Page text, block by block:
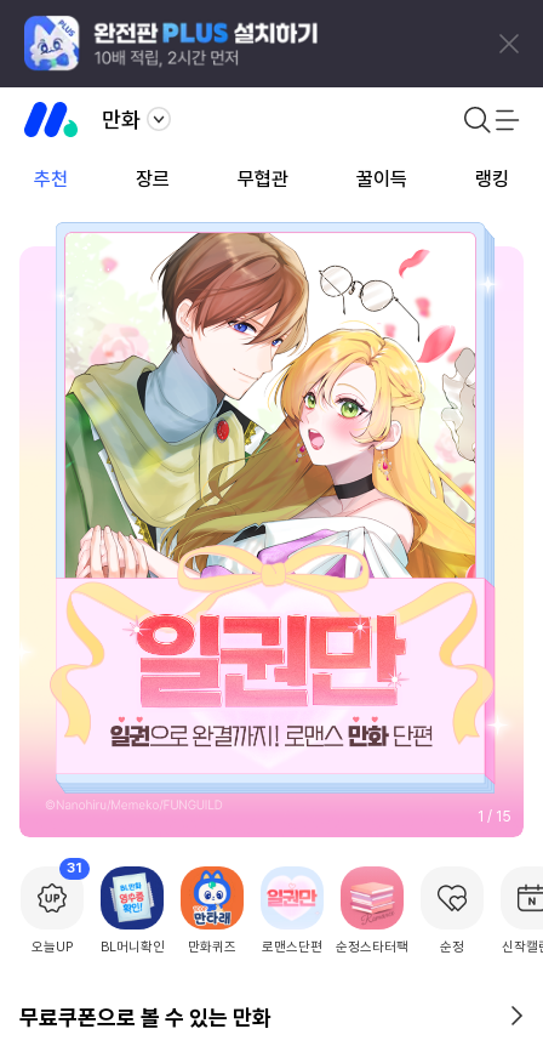
만화
추천 장르 무협관 꿀이득 랭킹
2 / 15
31
오늘UP BL머니확인 만화퀴즈 로맨스단편 순정스타터팩 순정 신작캘
무료쿠폰으로 볼 수 있는 만화